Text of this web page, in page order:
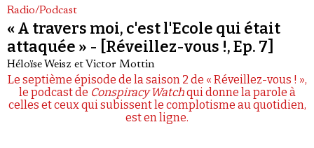
Radio/Podcast
« A travers moi, c'est l'Ecole qui était
attaquée » - [Réveillez-vous !, Ep. 7]
Héloïse Weisz et Victor Mottin
Le septième épisode de la saison 2 de « Réveillez-vous ! »,
le podcast de Conspiracy Watchqui donne la parole à
celles et ceux qui subissent le complotisme au quotidien,
est en ligne.